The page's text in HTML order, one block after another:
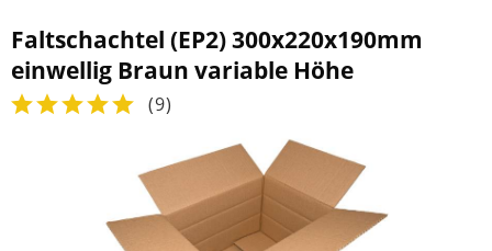
Faltschachtel (EP2) 300x220x190mm
einwellig Braun variable Höhe
(9)